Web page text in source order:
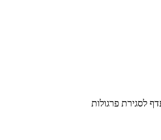
לסגירת פרגולות